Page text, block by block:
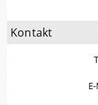
Kontakt